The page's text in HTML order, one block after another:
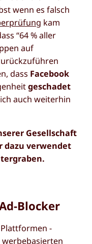
wenn es falsch
kam
“64 % aller
auf
dass Facebook
geschadet
auch weiterhin
Gesellschaft
dazu verwendet
Blocker
-
werbebasierten